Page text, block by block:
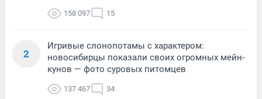
158 097 15
2
Игривые слонопотамы с характером:
новосибирцы показали своих огромных мейн-
кунов — фото суровых питомцев
137 467 34